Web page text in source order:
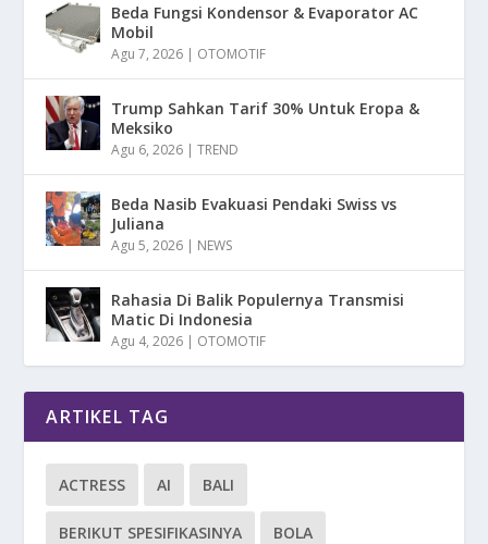
Beda Fungsi Kondensor & Evaporator AC
Mobil
Agu 7, 2026 | OTOMOTIF
Trump Sahkan Tarif 30% Untuk Eropa &
Meksiko
Agu 6, 2026 |TREND
Beda Nasib Evakuasi Pendaki Swiss vs
Juliana
Agu 5, 2026 | NEWS
Rahasia Di Balik Populernya Transmisi
Matic Di Indonesia
Agu 4, 2026 | OTOMOTIF
ARTIKEL TAG
ACTRESS AI BALI
BERIKUT SPESIFIKASINYA BOLA